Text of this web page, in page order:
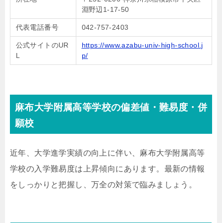
淵野辺1-17-50
代表電話番号 042-757-2403
公式サイトのUR
L
https://www.azabu-univ-high-school.j
p/
麻布大学附属高等学校の偏差値・難易度・併
願校
近年、大学進学実績の向上に伴い、麻布大学附属高等
学校の入学難易度は上昇傾向にあります。最新の情報
をしっかりと把握し、万全の対策で臨みましょう。